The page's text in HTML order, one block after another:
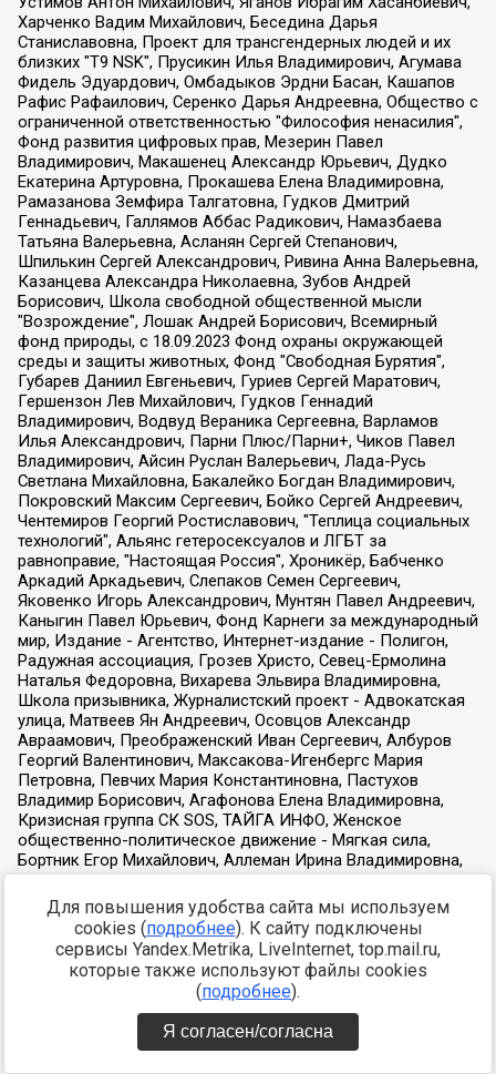
Для повышения удобства сайта мы используем
cookies (подробнее). К сайту подключены
сервисы Yandex.Metrika, LiveInternet, top.mail.ru,
которые также используют файлы cookies
(подробнее).
Я согласен/согласна